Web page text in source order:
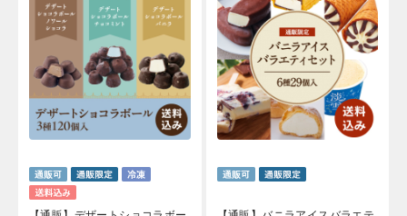
【通販】デザートアイスケー
キ チョコレートバニラ ドラ
イアイス付き
￥1,715 税込 ￥1,852
カートに入れる
【通販】デザートアイスケー
キ ベリーレアチーズ ドライ
アイス付き
￥1,715 税込 ￥1,852
カートに入れる